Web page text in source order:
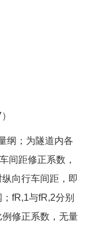
纲；为隧道内各
间距修正系数，
向行车间距，即
fR,1与fR,2分别
修正系数，无量